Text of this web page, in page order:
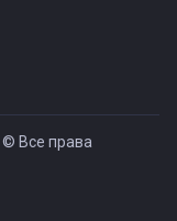
© Все права